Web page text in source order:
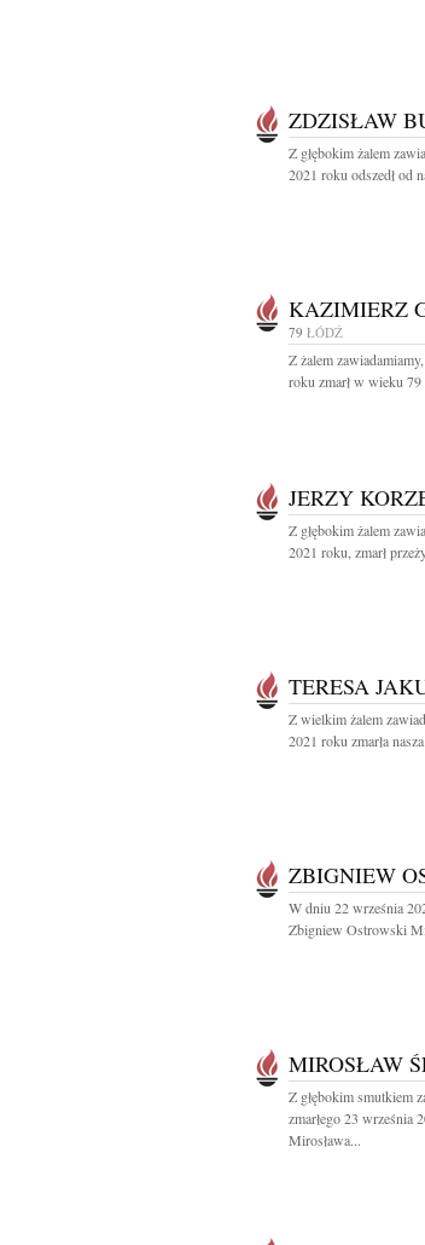
ZDZISŁAW
Z głębokim żalem
2021 roku odszedł od
KAZIMIERZ
79 ŁÓDŹ
Z żalem
roku zmarł w wieku
JERZY
Z głębokim żalem
2021 roku, zmarł
TERESA
Z wielkim żalem
2021 roku zmarła
ZBIGNIEW
W dniu 22 września
Zbigniew Ostrowski
MIROSŁAW
Z głębokim smutkiem
zmarłego 23 września
Mirosława...